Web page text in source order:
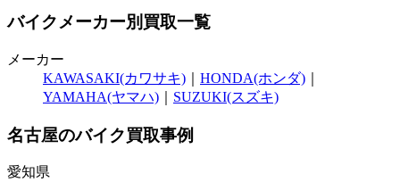
バイクメーカー別買取一覧
メーカー
KAWASAKI(カワサキ)
HONDA(ホンダ)
YAMAHA(ヤマハ)
SUZUKI(スズキ)
名古屋のバイク買取事例
愛知県